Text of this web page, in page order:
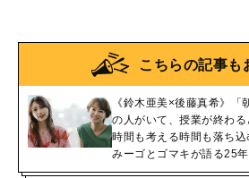
こちらの記事も
《鈴木亜美×後藤真希》「
の人がいて、授業が終わ
時間も考える時間も落ち
みーゴとゴマキが語る25